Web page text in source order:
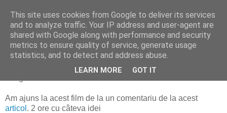
Alin Dosoniu - blog
luni, 14 ianuarie 2008
Am ajuns la acest film de la un comentariu de la acest
articol . 2 ore cu câteva idei
This site uses cookies from Google to deliver its services
and to analyze traffic. Your IP address and user-agent are
shared with Google along with performance and security
metrics to ensure quality of service, generate usage
statistics, and to detect and address abuse.
LEARN MORE GOT IT